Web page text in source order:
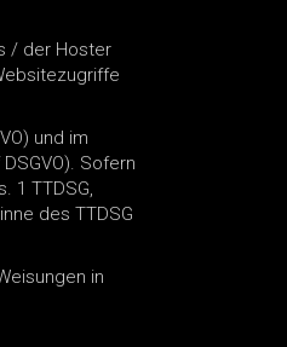
/ der Hoster
und im
Sofern
1 TTDSG,
des TTDSG
in